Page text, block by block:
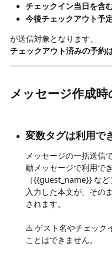
チェックイン当日を含
今後チェックアウト予
が送信対象となります。
チェックアウト済みの予約
メッセージ作成時
変数タグは利用で
メッセージの一括送信
動メッセージで利用で
（{{guest_name}} など
入力した本文が、その
されます。
⚠️ ゲスト名やチェック
ことはできません。